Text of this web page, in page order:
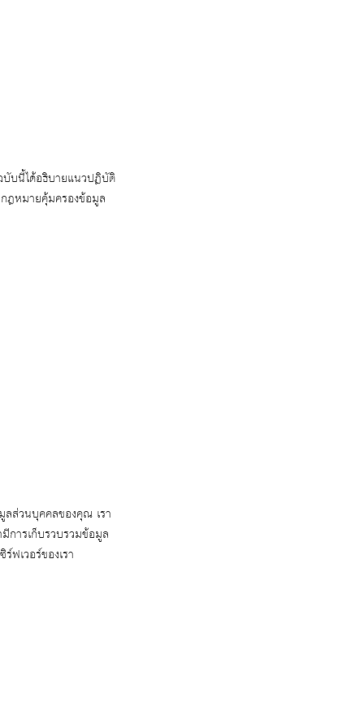
บับนี้ได้อธิบายแนวปฏิบัติ
ฎหมายคุ้มครองข้อมูล
ลส่วนบุคคลของคุณ เรา
การเก็บรวบรวมข้อมูล
ฟเวอร์ของเรา